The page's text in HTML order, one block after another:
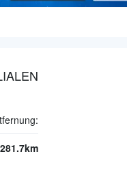
281.7km